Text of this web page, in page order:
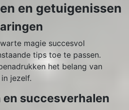
en getuigenissen
magie succesvol
tips toe te passen.
het belang van
jezelf.
succesverhalen